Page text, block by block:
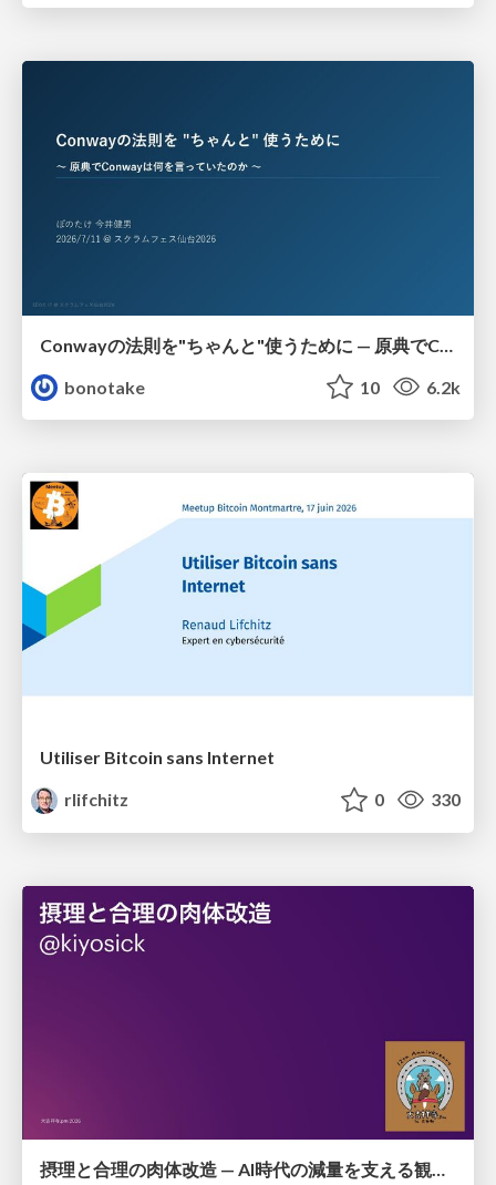
bonotake
10 6.2k
Utiliser Bitcoin sans Internet
rlifchitz
0 330
摂理と合理の肉体改造 — AI時代の減量を支える観測・制御・継続